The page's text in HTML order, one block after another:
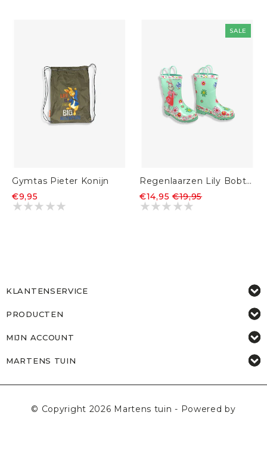
Gymtas Pieter Konijn
€9,95
SALE
Regenlaarzen Lily Bobtail
€14,95 €19,95
KLANTENSERVICE
PRODUCTEN
MIJN ACCOUNT
MARTENS TUIN
© Copyright 2026 Martens tuin - Powered by